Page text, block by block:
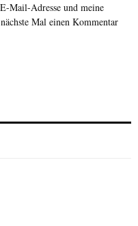
Mail-Adresse und meine
Mal einen Kommentar